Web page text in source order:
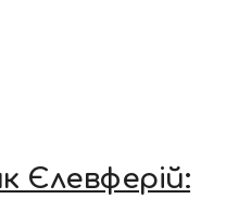
Єлевферій: